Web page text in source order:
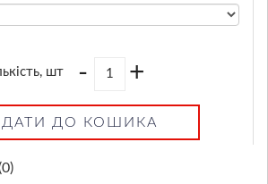
шт - +
ДО КОШИКА